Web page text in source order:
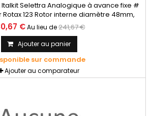
Selettra Analogique à avance fixe #
Rotax 123 Rotor interne diamètre 48mm,
courbe fixe.
€ Au lieu de241,67 €
Ajouter au panier
sur commande
Ajouter au comparateur